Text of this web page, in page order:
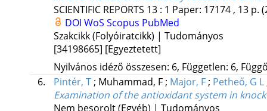
SCIENTIFIC REPORTS 13: 1 Paper: 17174 , 13 p.
DOI WoS Scopus PubMed
Szakcikk (Folyóiratcikk) | Tudományos
[34198665] [Egyeztetett]
Nyilvános idéző összesen: 6, Független: 6,
6.
Pintér, T; Muhammad, F; Major, F; Petheő, G L
Examination of the antioxidant system in
Nem besorolt (Egyéb) | Tudományos